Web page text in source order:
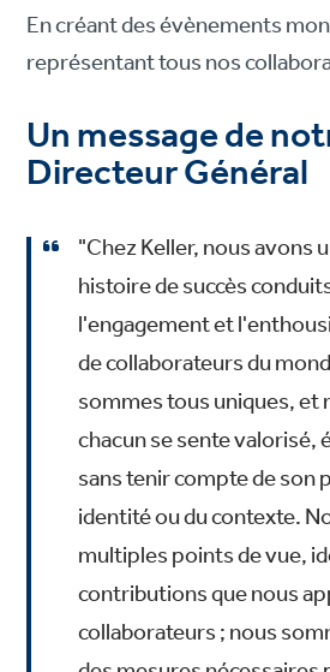
En créant des évènements
représentant tous nos
Un message de
Directeur Général
"Chez Keller, nous avons
histoire de succès
l'engagement et
de collaborateurs du
sommes tous uniques, et
chacun se sente
sans tenir compte de son
identité ou du contexte.
multiples points de vue,
contributions que nous
collaborateurs ; nous